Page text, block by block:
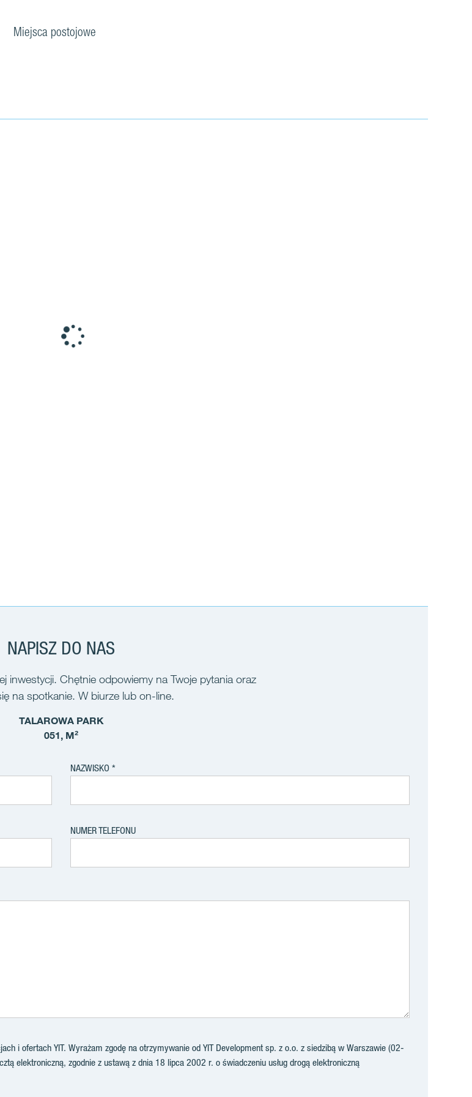
Miejsca postojowe
NAPISZ DO NAS
inwestycji. Chętnie odpowiemy na Twoje pytania oraz
na spotkanie. W biurze lub on-line.
TALAROWA PARK
051, M²
NAZWISKO
NUMER TELEFONU
i ofertach YIT. Wyrażam zgodę na otrzymywanie od YIT Development sp. z o.o. z siedzibą w Warszawie (02-
elektroniczną, zgodnie z ustawą z dnia 18 lipca 2002 r. o świadczeniu usług drogą elektroniczną